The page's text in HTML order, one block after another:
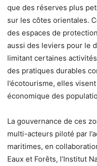
que des réserves plus
sur les côtes orientales.
des espaces de
aussi des leviers pour le
limitant certaines
des pratiques durables
l’écotourisme, elles
économique des
La gouvernance de ces
multi-acteurs piloté par
maritimes, en
Eaux et Forêts, l’Institut